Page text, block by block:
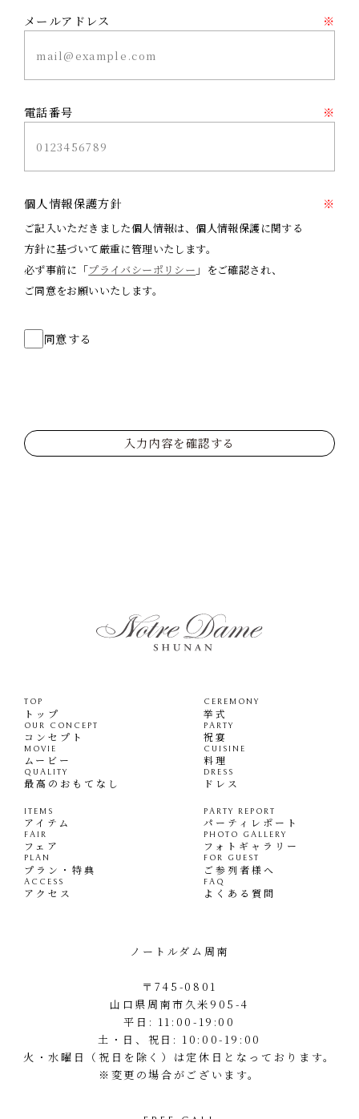
メールアドレス ※
電話番号 ※
個人情報保護方針 ※
ご記入いただきました個人情報は、個人情報保護に関する
方針に基づいて厳重に管理いたします。
必ず事前に「プライバシーポリシー 」をご確認され、
ご同意をお願いいたします。
同意する
入力内容を確認する
TOP
トップ
OUR CONCEPT
コンセプト
MOVIE
ムービー
QUALITY
最高のおもてなし
CEREMONY
挙式
PARTY
祝宴
CUISINE
料理
DRESS
ドレス
ITEMS
アイテム
FAIR
フェア
PLAN
プラン・特典
ACCESS
アクセス
PARTY REPORT
パーティレポート
PHOTO GALLERY
フォトギャラリー
FOR GUEST
ご参列者様へ
FAQ
よくある質問
ノートルダム周南
〒745-0801
山口県周南市久米905-4
平日: 11:00-19:00
土・日、祝日: 10:00-19:00
火・水曜日（祝日を除く）は定休日となっております。
※変更の場合がございます。